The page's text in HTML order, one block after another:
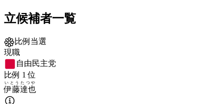
立候補者一覧
比例当選
現職
自由民主党
比例 1 位
伊藤
いとう
達也
たつや